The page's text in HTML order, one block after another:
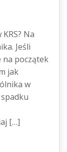
Na
Jeśli
na początek
jak
w
[…]